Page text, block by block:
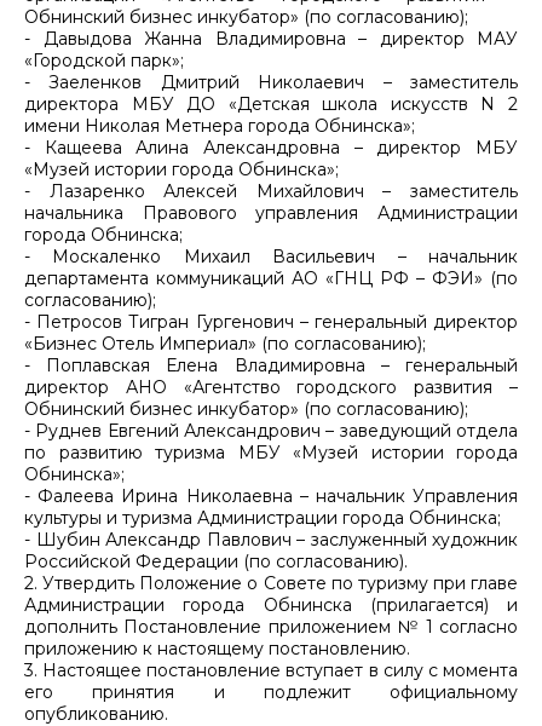
Обнинский бизнес инкубатор» (по согласованию);
- Давыдова Жанна Владимировна – директор МАУ
«Городской парк»;
- Заеленков Дмитрий Николаевич – заместитель
директора МБУ ДО «Детская школа искусств N 2
имени Николая Метнера города Обнинска»;
- Кащеева Алина Александровна – директор МБУ
«Музей истории города Обнинска»;
- Лазаренко Алексей Михайлович – заместитель
начальника Правового управления Администрации
города Обнинска;
- Москаленко Михаил Васильевич – начальник
департамента коммуникаций АО «ГНЦ РФ – ФЭИ» (по
согласованию);
- Петросов Тигран Гургенович – генеральный директор
«Бизнес Отель Империал» (по согласованию);
- Поплавская Елена Владимировна – генеральный
директор АНО «Агентство городского развития –
Обнинский бизнес инкубатор» (по согласованию);
- Руднев Евгений Александрович – заведующий отдела
по развитию туризма МБУ «Музей истории города
Обнинска»;
- Фалеева Ирина Николаевна – начальник Управления
культуры и туризма Администрации города Обнинска;
- Шубин Александр Павлович – заслуженный художник
Российской Федерации (по согласованию).
2. Утвердить Положение о Совете по туризму при главе
Администрации города Обнинска (прилагается) и
дополнить Постановление приложением № 1 согласно
приложению к настоящему постановлению.
3. Настоящее постановление вступает в силу с момента
его принятия и подлежит официальному
опубликованию.